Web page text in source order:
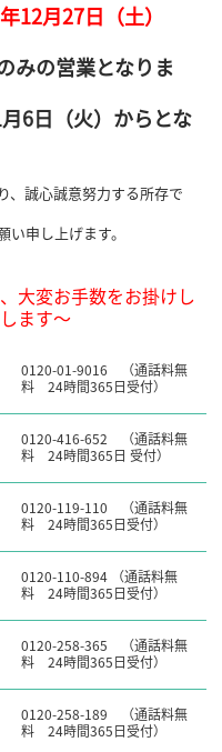
12月27日（土）
みの営業となりま
6日（火）からとな
、誠心誠意努力する所存で
申し上げます。
大変お手数をお掛けし
ます～
0120-01-9016 （通話料無
料 24時間365日受付）
0120-416-652 （通話料無
料 24時間365日 受付）
0120-119-110 （通話料無
料 24時間365日受付）
0120-110-894 （通話料無
料 24時間365日受付）
0120-258-365 （通話料無
料 24時間365日受付）
0120-258-189 （通話料無
料 24時間365日受付）